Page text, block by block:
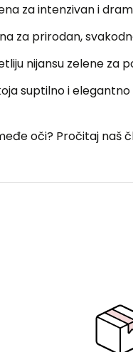
za intenzivan i
za prirodan,
nijansu zelene za
suptilno i
oči? Pročitaj naš